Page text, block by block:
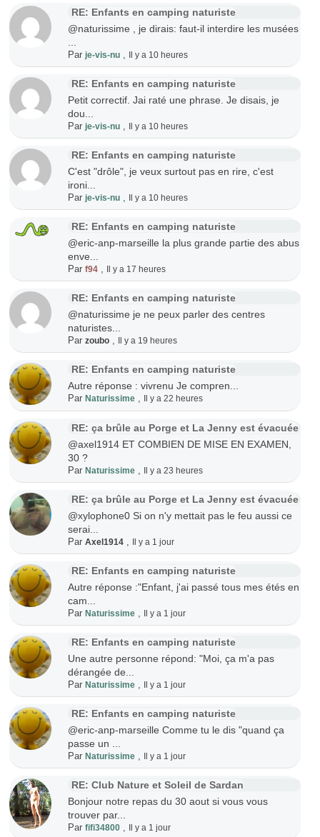
RE: Enfants en camping naturiste
@naturissime , je dirais: faut-il interdire les musées
Par je-vis-nu, Il y a 10 heures
RE: Enfants en camping naturiste
Petit correctif. Jai raté une phrase. Je disais, je
dou...
Par je-vis-nu, Il y a 10 heures
RE: Enfants en camping naturiste
C'est "drôle", je veux surtout pas en rire, c'est
ironi...
Par je-vis-nu, Il y a 10 heures
RE: Enfants en camping naturiste
@eric-anp-marseille la plus grande partie des abus
enve...
Par f94, Il y a 17 heures
RE: Enfants en camping naturiste
@naturissime je ne peux parler des centres
naturistes...
Par zoubo, Il y a 19 heures
RE: Enfants en camping naturiste
Autre réponse : vivrenu Je compren...
Par Naturissime, Il y a 22 heures
RE: ça brûle au Porge et La Jenny est évacuée
@axel1914 ET COMBIEN DE MISE EN EXAMEN,
30 ?
Par Naturissime, Il y a 23 heures
RE: ça brûle au Porge et La Jenny est évacuée
@xylophone0 Si on n'y mettait pas le feu aussi ce
serai...
Par Axel1914, Il y a 1 jour
RE: Enfants en camping naturiste
Autre réponse :"Enfant, j'ai passé tous mes étés en
cam...
Par Naturissime, Il y a 1 jour
RE: Enfants en camping naturiste
Une autre personne répond: "Moi, ça m'a pas
dérangée de...
Par Naturissime, Il y a 1 jour
RE: Enfants en camping naturiste
@eric-anp-marseille Comme tu le dis "quand ça
passe un ...
Par Naturissime, Il y a 1 jour
RE: Club Nature et Soleil de Sardan
Bonjour notre repas du 30 aout si vous vous
trouver par...
Par fifi34800, Il y a 1 jour